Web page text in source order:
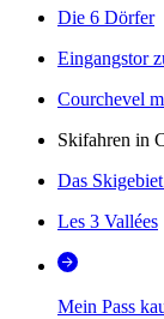
Die 6 Dörfer
Eingangstor
Courchevel
Skifahren in
Das
Les 3 Vallées
Mein Pass